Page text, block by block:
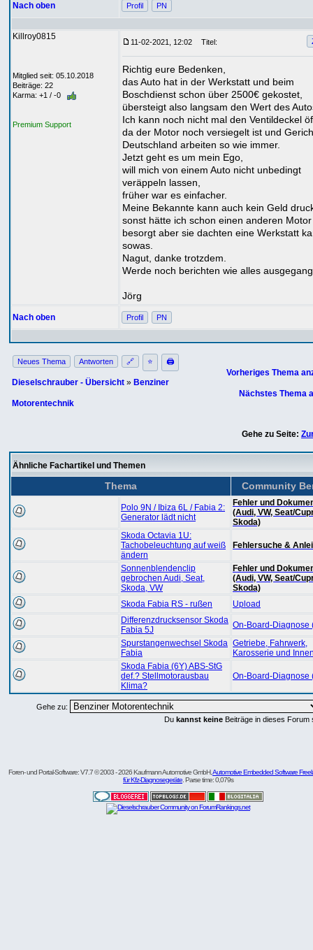
Nach oben Profil PN
Killroy0815
Mitglied seit: 05.10.2018
Beiträge: 22
Karma: +1 / -0
Premium Support
11-02-2021, 12:02 Titel:
Richtig eure Bedenken,
das Auto hat in der Werkstatt und beim
Boschdienst schon über 2500€ gekostet,
übersteigt also langsam den Wert des
Ich kann noch nicht mal den Ventildeckel
da der Motor noch versiegelt ist und
Deutschland arbeiten so wie immer.
Jetzt geht es um mein Ego,
will mich von einem Auto nicht unbedingt
veräppeln lassen,
früher war es einfacher.
Meine Bekannte kann auch kein Geld
sonst hätte ich schon einen anderen Motor
besorgt aber sie dachten eine Werkstatt
sowas.
Nagut, danke trotzdem.
Werde noch berichten wie alles
Jörg
Nach oben Profil PN
Neues Thema Antworten 🔗 ⭐ 🖨
Dieselschrauber - Übersicht » Benziner
Motorentechnik
Vorheriges Thema
Nächstes Thema
Gehe zu Seite:
Ähnliche Fachartikel und Themen
Thema Community
Polo 9N / Ibiza 6L / Fabia 2:
Generator lädt nicht
Fehler und
(Audi, VW, Seat/
Skoda)
Skoda Octavia 1U:
Tachobeleuchtung auf weiß
ändern
Fehlersuche &
Sonnenblendenclip
gebrochen Audi, Seat,
Skoda, VW
Fehler und
(Audi, VW, Seat/
Skoda)
Skoda Fabia RS - rußen
Upload
Differenzdrucksensor Skoda
Fabia 5J
On-Board-Diagnose
Spurstangenwechsel Skoda
Fabia
Getriebe, Fahrwerk,
Karosserie und
Skoda Fabia (6Y) ABS-StG
def.? Stellmotorausbau
Klima?
On-Board-Diagnose
Gehe zu:
Du kannst keine Beiträge in dieses Forum
Foren- und Portal-Software: V7.7 © 2003 - 2026 Kaufmann Automotive GmbH,Automotive Embedded Software
für Kfz-Diagnosegeräte . Parse time: 0,079s